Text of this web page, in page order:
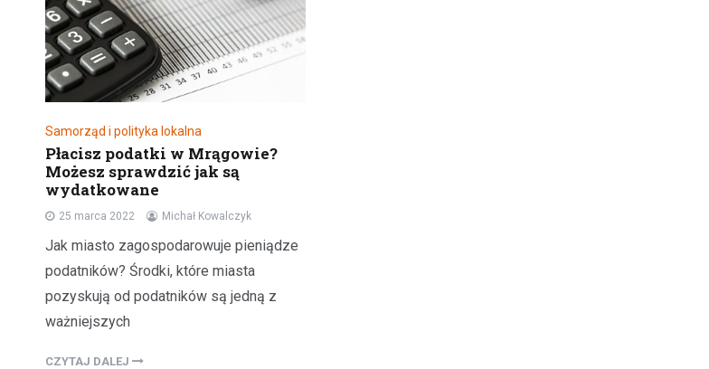
Samorząd i polityka lokalna
Płacisz podatki w Mrągowie?
Możesz sprawdzić jak są
wydatkowane
25 marca 2022 Michał Kowalczyk
Jak miasto zagospodarowuje pieniądze
podatników? Środki, które miasta
pozyskują od podatników są jedną z
ważniejszych
CZYTAJ DALEJ